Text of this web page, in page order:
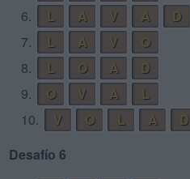
6.
L A V A D
7.
L A V
O
8.
L O A
D
9.
O V A
L
10.
V O L A D
Desafío 6